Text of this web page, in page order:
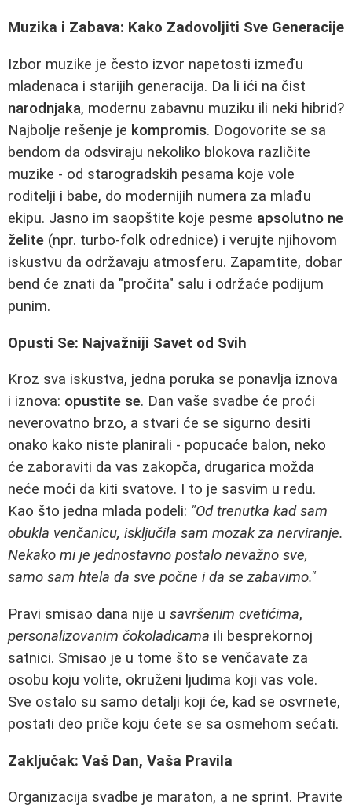
Muzika i Zabava: Kako Zadovoljiti Sve Generacije
Izbor muzike je često izvor napetosti između
mladenaca i starijih generacija. Da li ići na čist
narodnjaka, modernu zabavnu muziku ili neki hibrid?
Najbolje rešenje je kompromis. Dogovorite se sa
bendom da odsviraju nekoliko blokova različite
muzike - od starogradskih pesama koje vole
roditelji i babe, do modernijih numera za mlađu
ekipu. Jasno im saopštite koje pesme apsolutno ne
želite (npr. turbo-folk odrednice) i verujte njihovom
iskustvu da održavaju atmosferu. Zapamtite, dobar
bend će znati da "pročita" salu i održaće podijum
punim.
Opusti Se: Najvažniji Savet od Svih
Kroz sva iskustva, jedna poruka se ponavlja iznova
i iznova: opustite se. Dan vaše svadbe će proći
neverovatno brzo, a stvari će se sigurno desiti
onako kako niste planirali - popucaće balon, neko
će zaboraviti da vas zakopča, drugarica možda
neće moći da kiti svatove. I to je sasvim u redu.
Kao što jedna mlada podeli: "Od trenutka kad sam
obukla venčanicu, isključila sam mozak za nerviranje.
Nekako mi je jednostavno postalo nevažno sve,
samo sam htela da sve počne i da se zabavimo."
Pravi smisao dana nije u savršenim cvetićima,
personalizovanim čokoladicama ili besprekornoj
satnici. Smisao je u tome što se venčavate za
osobu koju volite, okruženi ljudima koji vas vole.
Sve ostalo su samo detalji koji će, kad se osvrnete,
postati deo priče koju ćete se sa osmehom sećati.
Zaključak: Vaš Dan, Vaša Pravila
Organizacija svadbe je maraton, a ne sprint. Pravite